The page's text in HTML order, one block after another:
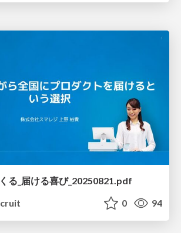
る_届ける喜び_20250821.pdf
0 94